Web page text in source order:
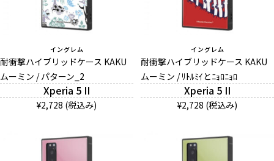
イングレム
耐衝撃ハイブリッドケース KAKU
ムーミン / パターン_2
Xperia 5 II
¥2,728 (税込み)
イングレム
耐衝撃ハイブリッドケース KAKU
ムーミン / ﾘﾄﾙﾐｲとﾆｮﾛﾆｮﾛ
Xperia 5 II
¥2,728 (税込み)